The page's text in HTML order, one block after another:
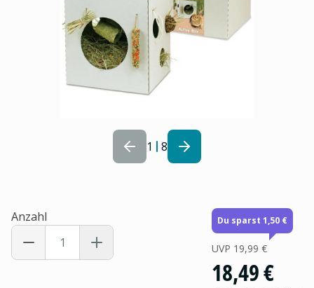
1 8
Anzahl Du sparst 1,50 €
UVP 19,99 €
18,49 €